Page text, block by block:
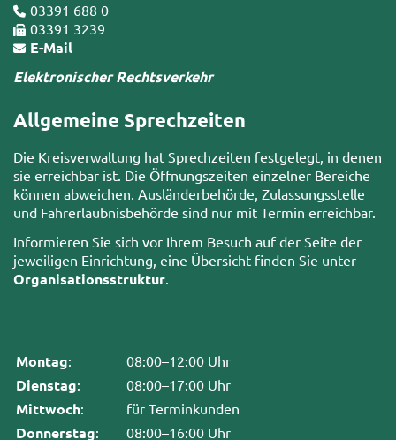
03391 688 0
03391 3239
E-Mail
Elektronischer Rechtsverkehr
Allgemeine Sprechzeiten
Die Kreisverwaltung hat Sprechzeiten festgelegt, in denen
sie erreichbar ist. Die Öffnungszeiten einzelner Bereiche
können abweichen. Ausländerbehörde, Zulassungsstelle
und Fahrerlaubnisbehörde sind nur mit Termin erreichbar.
Informieren Sie sich vor Ihrem Besuch auf der Seite der
jeweiligen Einrichtung, eine Übersicht finden Sie unter
Organisationsstruktur
Montag: 08:00–12:00 Uhr
Dienstag: 08:00–17:00 Uhr
Mittwoch: für Terminkunden
Donnerstag: 08:00–16:00 Uhr